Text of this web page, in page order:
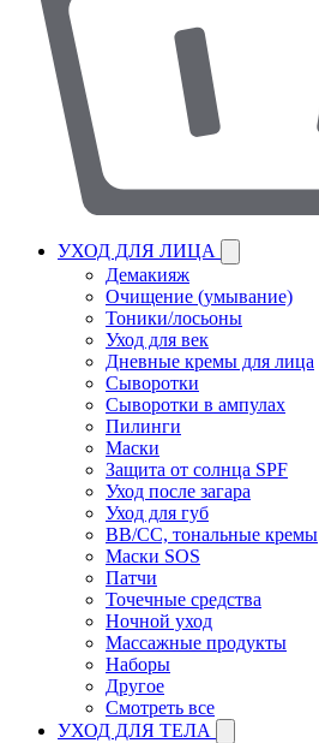
УХОД ДЛЯ ЛИЦА
Демакияж
Очищение (умывание)
Тоники/лосьоны
Уход для век
Дневные кремы для лица
Сыворотки
Сыворотки в ампулах
Пилинги
Маски
Защита от солнца SPF
Уход после загара
Уход для губ
BB/CC, тональные кремы
Маски SOS
Патчи
Точечные средства
Ночной уход
Массажные продукты
Наборы
Другое
Смотреть все
УХОД ДЛЯ ТЕЛА